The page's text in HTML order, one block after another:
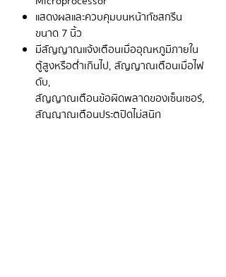
แสดงผลและควบคุมบนหน้าทัชสกรีน
ขนาด 7 นิ้ว
มีสัญญาณแจ้งเตือนเมื่ออุณหภูมิภายใน
ตู้สูงหรือต่ำเกินไป, สัญญาณเตือนเมื่อไฟ
ดับ,
สัญญาณเตือนข้อผิดพลาดของเซ็นเซอร์,
สัญญาณเตือนประตูปิดไม่สนิท